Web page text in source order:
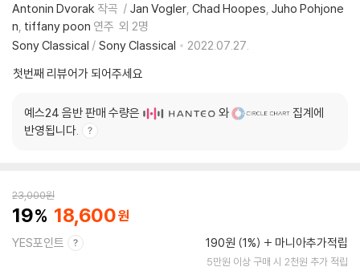
Antonin Dvorak 작곡 Jan Vogler Chad Hoopes Juho Pohjone
n tiffany poon 연주 외 2명
Sony Classical / Sony Classical
2022.07.27.
첫번째 리뷰어가 되어주세요
예스24 음반 판매 수량은 와
집계에
반영됩니다.
23,000원
19 18,600
YES포인트 190원 (1%) 마니아추가적립
5만원 이상 구매 시 2천원 추가 적립